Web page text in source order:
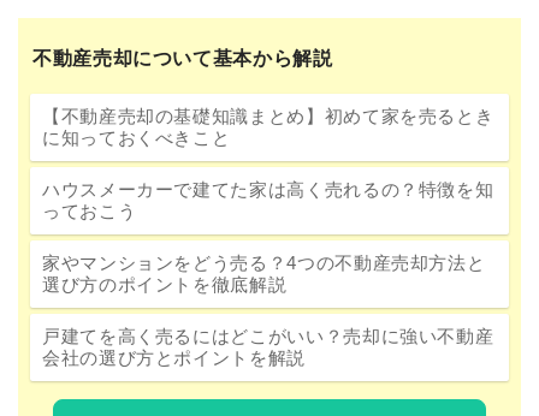
不動産売却について基本から解説
【不動産売却の基礎知識まとめ】初めて家を売るとき
に知っておくべきこと
ハウスメーカーで建てた家は高く売れるの？特徴を知
っておこう
家やマンションをどう売る？4つの不動産売却方法と
選び方のポイントを徹底解説
戸建てを高く売るにはどこがいい？売却に強い不動産
会社の選び方とポイントを解説